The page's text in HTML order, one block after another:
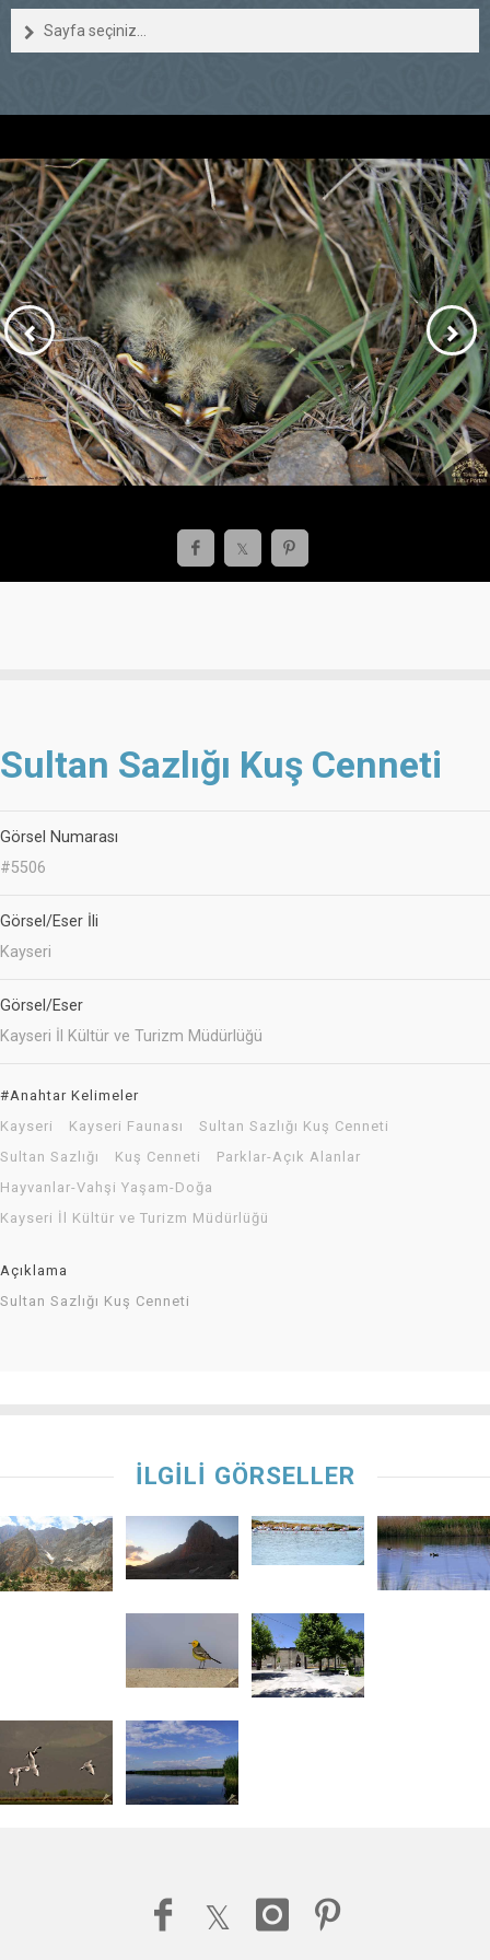
Sayfa seçiniz...
Sultan Sazlığı Kuş Cenneti
Görsel Numarası
#5506
Görsel/Eser İli
Kayseri
Görsel/Eser
Kayseri İl Kültür ve Turizm Müdürlüğü
#Anahtar Kelimeler
Kayseri
Kayseri Faunası
Sultan Sazlığı Kuş Cenneti
Sultan Sazlığı
Kuş Cenneti
Parklar-Açık Alanlar
Hayvanlar-Vahşi Yaşam-Doğa
Kayseri İl Kültür ve Turizm Müdürlüğü
Açıklama
Sultan Sazlığı Kuş Cenneti
İLGİLİ GÖRSELLER